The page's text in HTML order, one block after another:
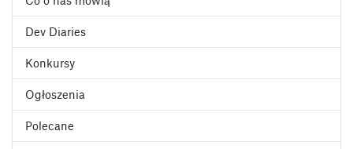
Dev Diaries
Konkursy
Ogłoszenia
Polecane